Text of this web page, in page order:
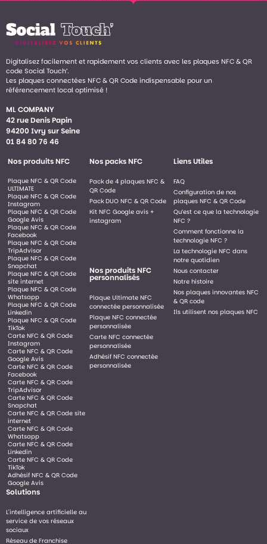
Digitalisez facilement et rapidement vos clients avec les plaques NFC & QR
code Social Touch’.
Les plaques connectées NFC & QR Code indispensable pour un
référencement local optimisé !
ML COMPANY
42 rue Denis Papin
94200 Ivry sur Seine
01 84 80 76 46
Nos produits NFC
Plaque NFC & QR Code
ULTIMATE
Plaque NFC & QR Code
Instagram
Plaque NFC & QR Code
Google Avis
Plaque NFC & QR Code
Facebook
Plaque NFC & QR Code
TripAdvisor
Plaque NFC & QR Code
Snapchat
Plaque NFC & QR Code
site internet
Plaque NFC & QR Code
Whatsapp
Plaque NFC & QR Code
Linkedin
Plaque NFC & QR Code
TikTok
Carte NFC & QR Code
Instagram
Carte NFC & QR Code
Google Avis
Carte NFC & QR Code
Facebook
Carte NFC & QR Code
TripAdvisor
Carte NFC & QR Code
Snapchat
Carte NFC & QR Code site
internet
Carte NFC & QR Code
Whatsapp
Carte NFC & QR Code
Linkedin
Carte NFC & QR Code
TikTok
Adhésif NFC & QR Code
Google Avis
Nos packs NFC
Pack de 4 plaques NFC &
QR Code
Pack DUO NFC & QR Code
Kit NFC Google avis +
instagram
Nos produits NFC
personnalisés
Plaque Ultimate NFC
connectée personnalisée
Plaque NFC connectée
personnalisée
Carte NFC connectée
personnalisée
Adhésif NFC connectée
personnalisée
Liens Utiles
FAQ
Configuration de nos
plaques NFC & QR Code
Qu’est ce que la technologie
NFC ?
Comment fonctionne la
technologie NFC ?
La technologie NFC dans
notre quotidien
Nous contacter
Notre histoire
Nos plaques innovantes NFC
& QR code
Ils utilisent nos plaques NFC
Solutions
L'intelligence artificielle au
service de vos réseaux
sociaux
Réseau de Franchise